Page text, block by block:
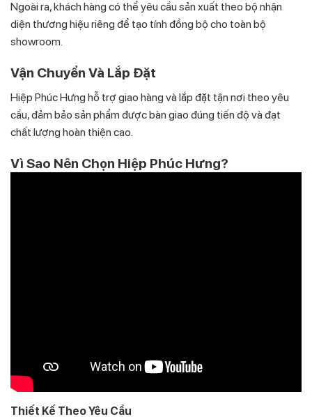
Ngoài ra, khách hàng có thể yêu cầu sản xuất theo bộ nhận
diện thương hiệu riêng để tạo tính đồng bộ cho toàn bộ
showroom.
Vận Chuyển Và Lắp Đặt
Hiệp Phúc Hưng hỗ trợ giao hàng và lắp đặt tận nơi theo yêu
cầu, đảm bảo sản phẩm được bàn giao đúng tiến độ và đạt
chất lượng hoàn thiện cao.
Vì Sao Nên Chọn Hiệp Phúc Hưng?
Thiết Kế Theo Yêu Cầu